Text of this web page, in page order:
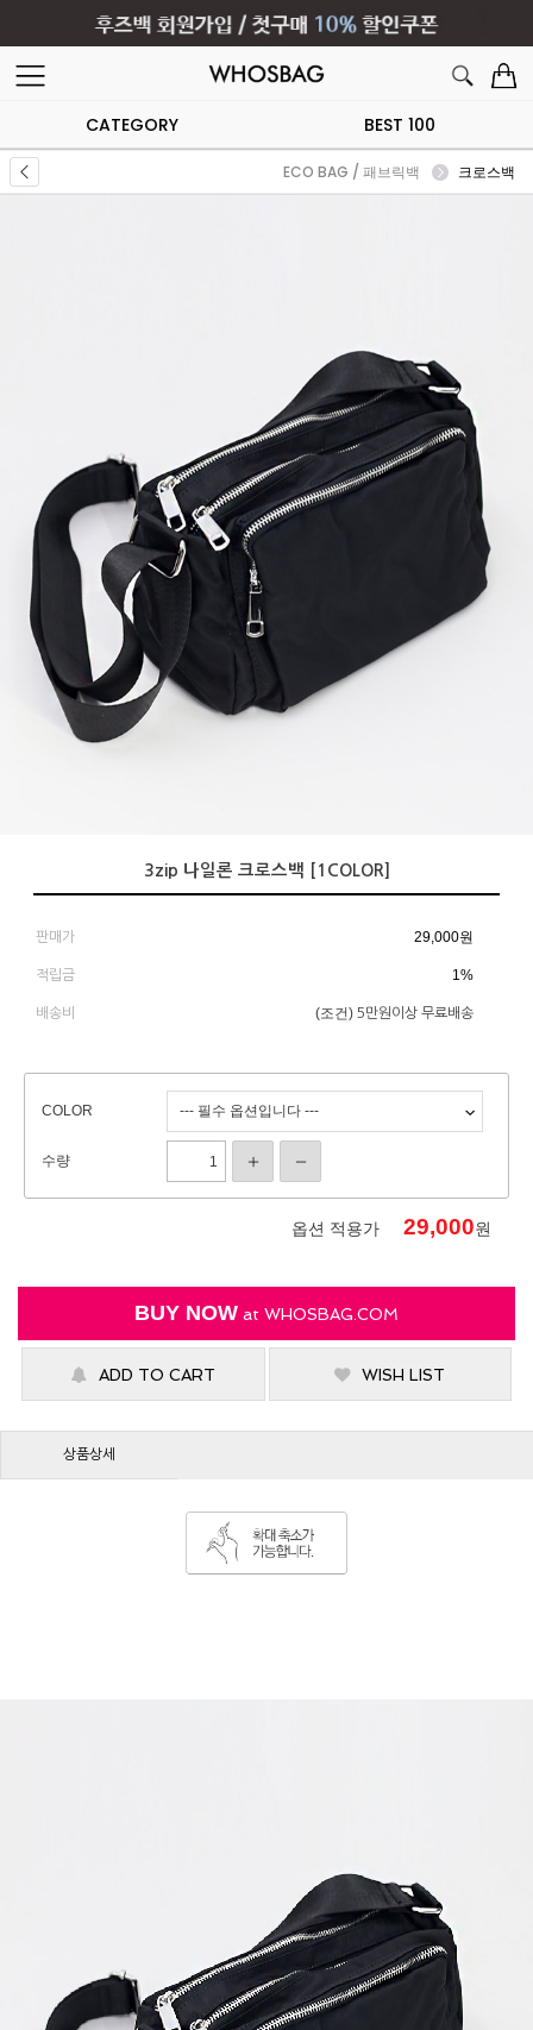
CATEGORY BEST 100
ECO BAG / 패브릭백 크로스백
3zip 나일론 크로스백 [1COLOR]
판매가 29,000원
적립금 1%
배송비 (조건) 5만원이상 무료배송
COLOR
수량
옵션 적용가 29,000원
BUY NOW at WHOSBAG.COM
ADD TO CART WISH LIST
상품상세